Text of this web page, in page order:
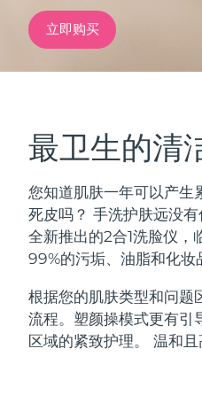
立即购买
最卫生的清
您知道肌肤一年可以产生
死皮吗？ 手洗护肤远没
全新推出的2合1洗脸仪，
99%的污垢、油脂和化妆
根据您的肌肤类型和问题
流程。塑颜操模式更有引
区域的紧致护理。 温和且
红光疗法
面部清洁
LUNA™ 4
Anti-aging
LUNA™ 4
BEAR™ 2
Microcurrent
BEAR™ 2
补水保湿
UFO™ 3 套
issa™ 4
加拿大
奥地利
比利时
百慕大
波斯尼亚和黑塞哥维那
文莱